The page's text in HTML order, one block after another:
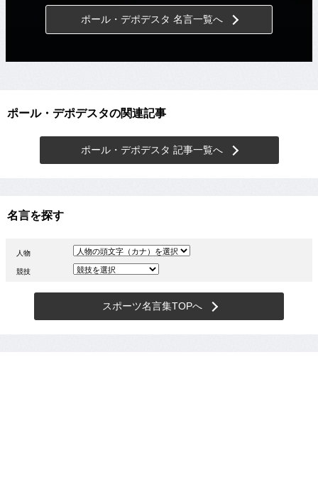
ポール・デポデスタ 名言一覧へ
ポール・デポデスタの関連記事
ポール・デポデスタ 記事一覧へ
名言を探す
人物
競技
スポーツ名言集TOPへ